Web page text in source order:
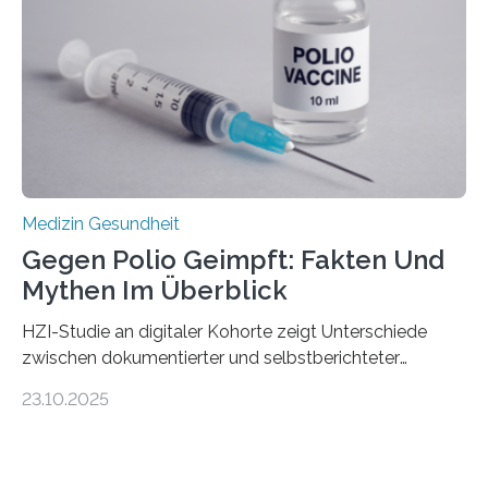
Hertie-Institut für klinische Hirnforschung am
Universitätsklinikum Tübingen haben eine solche
Schwachstelle im Erbgut einer Untergruppe des
Medulloblastoms gefunden. Die Wilhelm Sander-
Stiftung unterstützte das Projekt…
Medizin Gesundheit
Gegen Polio Geimpft: Fakten Und
Mythen Im Überblick
HZI-Studie an digitaler Kohorte zeigt Unterschiede
zwischen dokumentierter und selbstberichteter
Kinderlähmung, ist eine ansteckende Krankheit, die
23.10.2025